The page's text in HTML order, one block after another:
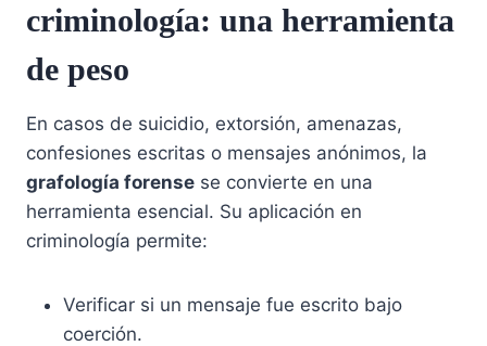
criminología: una herramienta
de peso
En casos de suicidio, extorsión, amenazas,
confesiones escritas o mensajes anónimos, la
grafología forense se convierte en una
herramienta esencial. Su aplicación en
criminología permite:
Verificar si un mensaje fue escrito bajo
coerción.